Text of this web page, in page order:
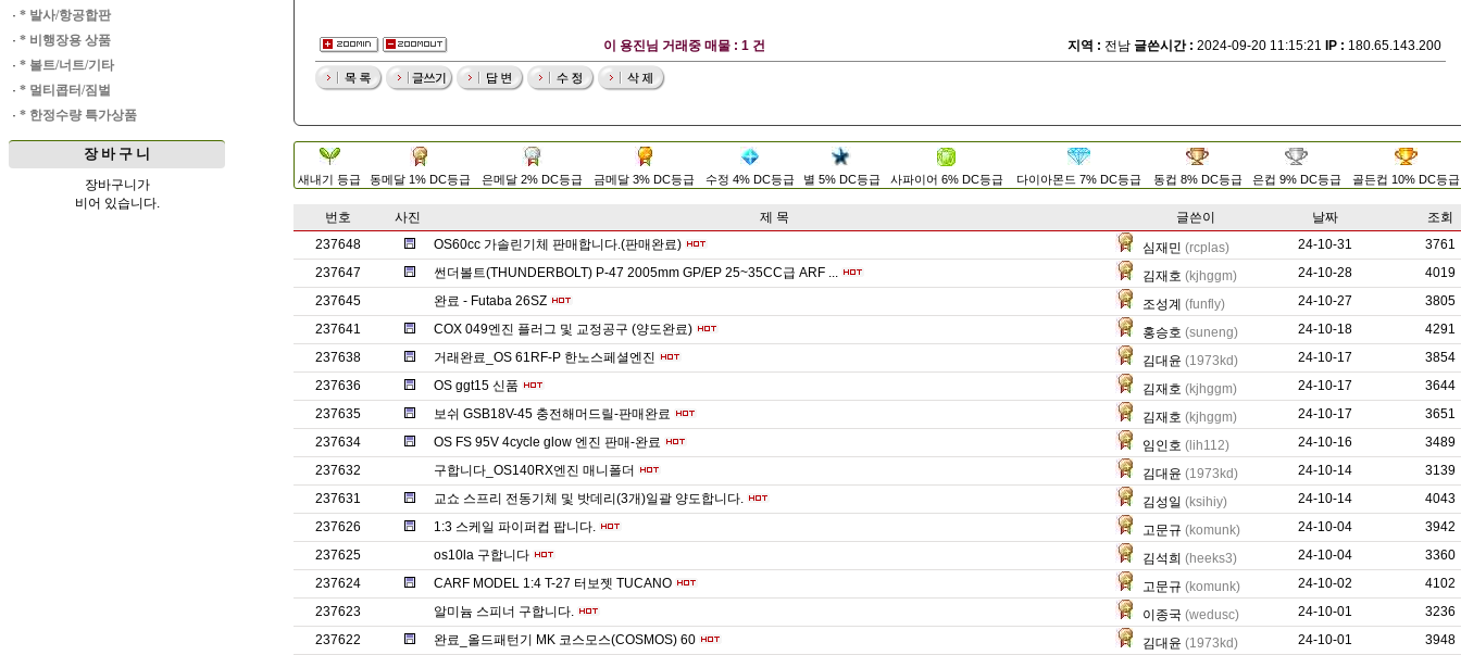
· * 발사/항공합판
· * 비행장용 상품
· * 볼트/너트/기타
· * 멀티콥터/짐벌
· * 한정수량 특가상품
장 바 구 니
장바구니가
비어 있습니다.
이 용진님 거래중 매물 : 1 건 지역 : 전남 글쓴시간 : 2024-09-20 11:15:21 IP : 180.65.143.200
새내기 등급 동메달 1% DC등급 은메달 2% DC등급 금메달 3% DC등급 수정 4% DC등급 별 5% DC등급 사파이어 6% DC등급 다이아몬드 7% DC등급 동컵 8% DC등급 은컵 9% DC등급 골든컵 10% DC등급
번호 사진 제 목 글쓴이 날짜
조회
237648
OS60cc 가솔린기체 판매합니다.(판매완료) 심재민 (rcplas) 24-10-31
3761
237647
썬더볼트(THUNDERBOLT) P-47 2005mm GP/EP 25~35CC급 ARF ... 김재호 (kjhggm) 24-10-28
4019
237645
완료 - Futaba 26SZ 조성계 (funfly) 24-10-27
3805
237641
COX 049엔진 플러그 및 교정공구 (양도완료) 홍승호 (suneng) 24-10-18
4291
237638
거래완료_OS 61RF-P 한노스페셜엔진 김대윤 (1973kd) 24-10-17
3854
237636
OS ggt15 신품 김재호 (kjhggm) 24-10-17
3644
237635
보쉬 GSB18V-45 충전해머드릴-판매완료 김재호 (kjhggm) 24-10-17
3651
237634
OS FS 95V 4cycle glow 엔진 판매-완료 임인호 (lih112) 24-10-16
3489
237632
구합니다_OS140RX엔진 매니폴더 김대윤 (1973kd) 24-10-14
3139
237631
교쇼 스프리 전동기체 및 밧데리(3개)일괄 양도합니다. 김성일 (ksihiy) 24-10-14
4043
237626
1:3 스케일 파이퍼컵 팝니다. 고문규 (komunk) 24-10-04
3942
237625
os10la 구합니다 김석희 (heeks3) 24-10-04
3360
237624
CARF MODEL 1:4 T-27 터보젯 TUCANO 고문규 (komunk) 24-10-02
4102
237623
알미늄 스피너 구합니다. 이종국 (wedusc) 24-10-01
3236
237622
완료_올드패턴기 MK 코스모스(COSMOS) 60 김대윤 (1973kd) 24-10-01 3948